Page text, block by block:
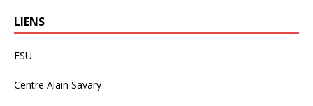
LIENS
FSU
Centre Alain Savary